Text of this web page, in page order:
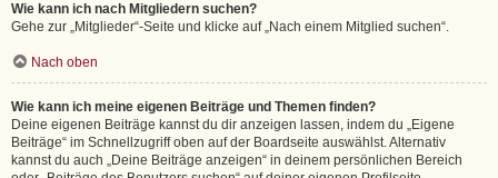
Wie kann ich nach Mitgliedern suchen?
Gehe zur „Mitglieder“-Seite und klicke auf „Nach einem Mitglied suchen“.
Nach oben
Wie kann ich meine eigenen Beiträge und Themen finden?
Deine eigenen Beiträge kannst du dir anzeigen lassen, indem du „Eigene
Beiträge“ im Schnellzugriff oben auf der Boardseite auswählst. Alternativ
kannst du auch „Deine Beiträge anzeigen“ in deinem persönlichen Bereich